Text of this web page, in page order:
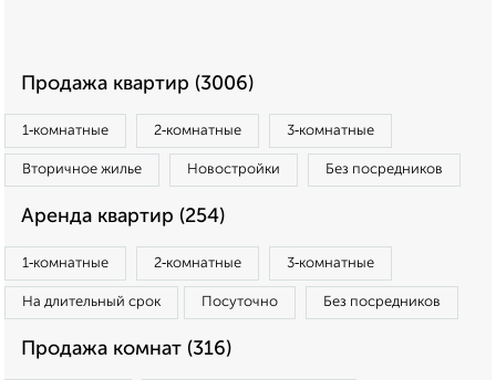
Продажа квартир (3006)
1‑комнатные 2‑комнатные 3‑комнатные
Вторичное жилье Новостройки Без посредников
Аренда квартир (254)
1‑комнатные 2‑комнатные 3‑комнатные
На длительный срок Посуточно Без посредников
Продажа комнат (316)